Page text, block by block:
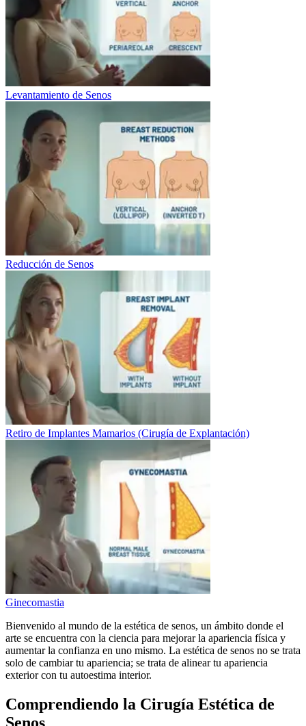
Levantamiento de Senos
Reducción de Senos
Retiro de Implantes Mamarios (Cirugía de Explantación)
Ginecomastia
Bienvenido al mundo de la estética de senos, un ámbito donde el
arte se encuentra con la ciencia para mejorar la apariencia física y
aumentar la confianza en uno mismo. La estética de senos no se trata
solo de cambiar tu apariencia; se trata de alinear tu apariencia
exterior con tu autoestima interior.
Comprendiendo la Cirugía Estética de
Senos